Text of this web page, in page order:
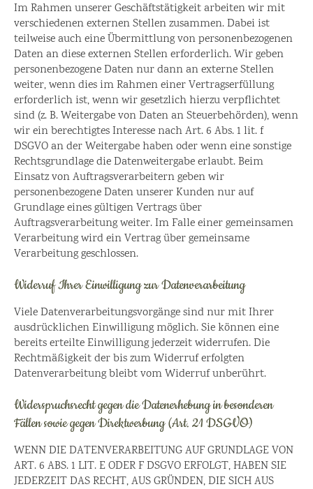
Im Rahmen unserer Geschäftstätigkeit arbeiten wir mit
verschiedenen externen Stellen zusammen. Dabei ist
teilweise auch eine Übermittlung von personenbezogenen
Daten an diese externen Stellen erforderlich. Wir geben
personenbezogene Daten nur dann an externe Stellen
weiter, wenn dies im Rahmen einer Vertragserfüllung
erforderlich ist, wenn wir gesetzlich hierzu verpflichtet
sind (z. B. Weitergabe von Daten an Steuerbehörden), wenn
wir ein berechtigtes Interesse nach Art. 6 Abs. 1 lit. f
DSGVO an der Weitergabe haben oder wenn eine sonstige
Rechtsgrundlage die Datenweitergabe erlaubt. Beim
Einsatz von Auftragsverarbeitern geben wir
personenbezogene Daten unserer Kunden nur auf
Grundlage eines gültigen Vertrags über
Auftragsverarbeitung weiter. Im Falle einer gemeinsamen
Verarbeitung wird ein Vertrag über gemeinsame
Verarbeitung geschlossen.
Widerruf Ihrer Einwilligung zur Datenverarbeitung
Viele Datenverarbeitungsvorgänge sind nur mit Ihrer
ausdrücklichen Einwilligung möglich. Sie können eine
bereits erteilte Einwilligung jederzeit widerrufen. Die
Rechtmäßigkeit der bis zum Widerruf erfolgten
Datenverarbeitung bleibt vom Widerruf unberührt.
Widerspruchsrecht gegen die Datenerhebung in besonderen
Fällen sowie gegen Direktwerbung (Art. 21 DSGVO)
WENN DIE DATENVERARBEITUNG AUF GRUNDLAGE VON
ART. 6 ABS. 1 LIT. E ODER F DSGVO ERFOLGT, HABEN SIE
JEDERZEIT DAS RECHT, AUS GRÜNDEN, DIE SICH AUS